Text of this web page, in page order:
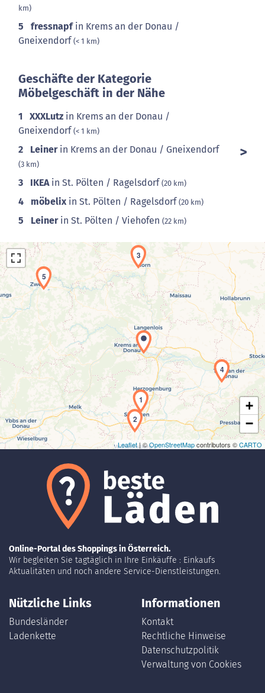
km)
5 fressnapfin Krems an der Donau /
Gneixendorf(< 1 km)
Geschäfte der Kategorie
Möbelgeschäft in der Nähe
1 XXXLutz in Krems an der Donau /
Gneixendorf(< 1 km)
2 Leinerin Krems an der Donau / Gneixendorf
(3 km)
3 IKEAin St. Pölten / Ragelsdorf(20 km)
4 möbelix in St. Pölten / Ragelsdorf(20 km)
5 Leinerin St. Pölten / Viehofen (22 km)
Laden der Karte...
1
2
3
4
5
+
−
Leaflet| ©OpenStreetMapcontributors ©CARTO
Online-Portal des Shoppings in Österreich.
Wir begleiten Sie tagtäglich in Ihre Einkäuffe : Einkaufs
Aktualitäten und noch andere Service-Dienstleistungen.
Nützliche Links
Bundesländer
Ladenkette
Informationen
Kontakt
Rechtliche Hinweise
Datenschutzpolitik
Verwaltung von Cookies